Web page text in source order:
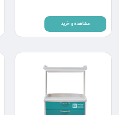
مشاهده و خرید